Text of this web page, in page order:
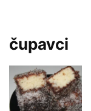
čupavci